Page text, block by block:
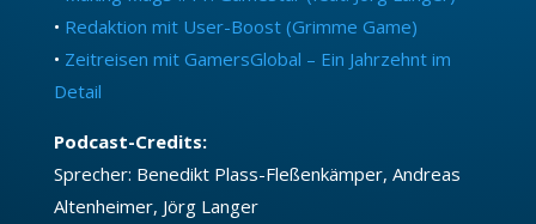
• Redaktion mit User-Boost (Grimme Game)
• Zeitreisen mit GamersGlobal – Ein Jahrzehnt im
Detail
Podcast-Credits:
Sprecher: Benedikt Plass-Fleßenkämper, Andreas
Altenheimer, Jörg Langer